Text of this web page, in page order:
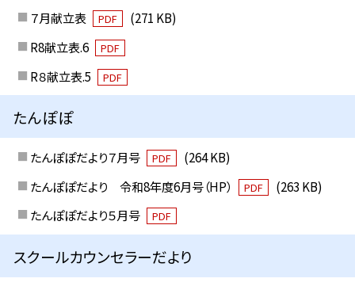
７月献立表 PDF
(271 KB)
R8献立表.6
PDF
R８献立表.5 PDF
たんぽぽ
たんぽぽだより７月号 PDF
(264 KB)
たんぽぽだより 令和8年度6月号（HP）
PDF
(263 KB)
たんぽぽだより５月号
PDF
スクールカウンセラーだより